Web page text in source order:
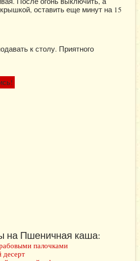
оставить еще минут на 15
к столу. Приятного
на Пшеничная каша:
палочками
десерт